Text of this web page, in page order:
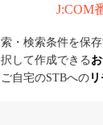
J:COM
・検索条件を保
して作成できる
自宅のSTBへの